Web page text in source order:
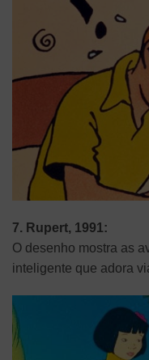
7. Rupert, 1991:
O desenho mostra as
inteligente que adora